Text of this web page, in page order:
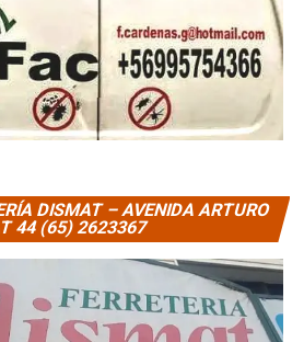
DISMAT – AVENIDA ARTURO
44 (65) 2623367